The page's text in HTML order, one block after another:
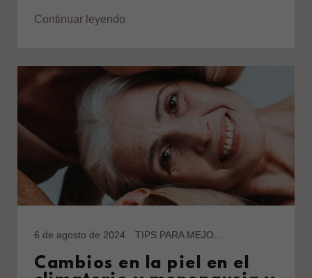
Continuar leyendo
6 de agosto de 2024
Cambios en la piel en el